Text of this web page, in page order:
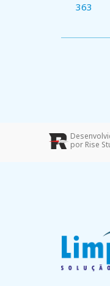
363
por Rise